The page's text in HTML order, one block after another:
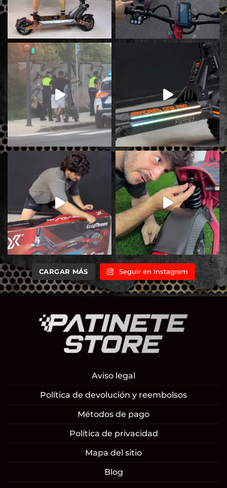
CARGAR MÁS Seguir en Instagram
Aviso legal
Política de devolución y reembolsos
Métodos de pago
Política de privacidad
Mapa del sitio
Blog